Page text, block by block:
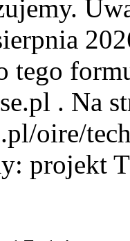
tego
. Na
oire/
projekt